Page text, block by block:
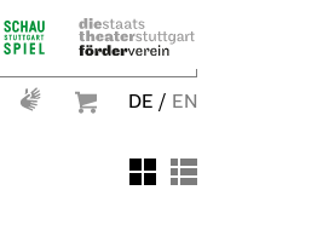
DE/ EN